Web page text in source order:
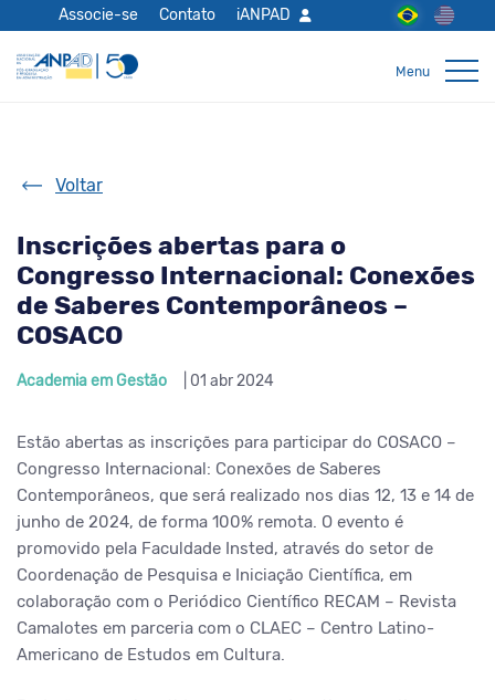
Associe-se Contato iANPAD
Voltar
Inscrições abertas para o
Congresso Internacional: Conexões
de Saberes Contemporâneos –
COSACO
Academia em Gestão | 01 abr 2024
Estão abertas as inscrições para participar do COSACO –
Congresso Internacional: Conexões de Saberes
Contemporâneos, que será realizado nos dias 12, 13 e 14 de
junho de 2024, de forma 100% remota. O evento é
promovido pela Faculdade Insted, através do setor de
Coordenação de Pesquisa e Iniciação Científica, em
colaboração com o Periódico Científico RECAM – Revista
Camalotes em parceria com o CLAEC – Centro Latino-
Americano de Estudos em Cultura.